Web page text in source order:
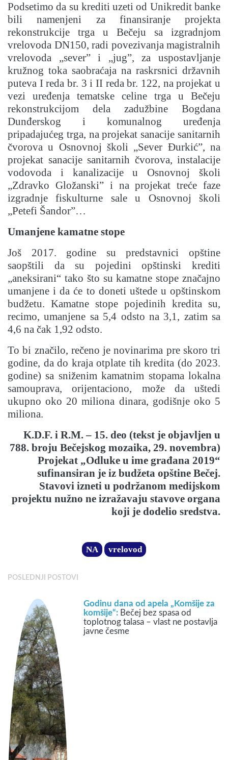
Podsetimo da su krediti uzeti od Unikredit banke
bili namenjeni za finansiranje projekta
rekonstrukcije trga u Bečeju sa izgradnjom
vrelovoda DN150, radi povezivanja magistralnih
vrelovoda „sever” i „jug”, za uspostavljanje
kružnog toka saobraćaja na raskrsnici državnih
puteva I reda br. 3 i II reda br. 122, na projekat u
vezi uređenja tematske celine trga u Bečeju
rekonstrukcijom dela zadužbine Bogdana
Dunđerskog i komunalnog uređenja
pripadajućeg trga, na projekat sanacije sanitarnih
čvorova u Osnovnoj školi „Sever Đurkić”, na
projekat sanacije sanitarnih čvorova, instalacije
vodovoda i kanalizacije u Osnovnoj školi
„Zdravko Gložanski” i na projekat treće faze
izgradnje fiskulturne sale u Osnovnoj školi
„Petefi Šandor”…
Umanjene kamatne stope
Još 2017. godine su predstavnici opštine
saopštili da su pojedini opštinski krediti
„aneksirani“ tako što su kamatne stope značajno
umanjene i da će to doneti uštede u opštinskom
budžetu. Kamatne stope pojedinih kredita su,
recimo, umanjene sa 5,4 odsto na 3,1, zatim sa
4,6 na čak 1,92 odsto.
To bi značilo, rečeno je novinarima pre skoro tri
godine, da do kraja otplate tih kredita (do 2023.
godine) sa sniženim kamatnim stopama lokalna
samouprava, orijentaciono, može da uštedi
ukupno oko 20 miliona dinara, godišnje oko 5
miliona.
K.D.F. i R.M. – 15. deo (tekst je objavljen u
788. broju Bečejskog mozaika, 29. novembra)
Projekat „Odluke u ime građana 2019“
sufinansiran je iz budžeta opštine Bečej.
Stavovi izneti u podržanom medijskom
projektu nužno ne izražavaju stavove organa
koji je dodelio sredstva.
NA vrelovod
POSLEDNJI POSTOVI
Godinu dana od apela „Komšije za
komšije“: Bečej bez spasa od
toplotnog talasa – vlast ne postavlja
javne česme